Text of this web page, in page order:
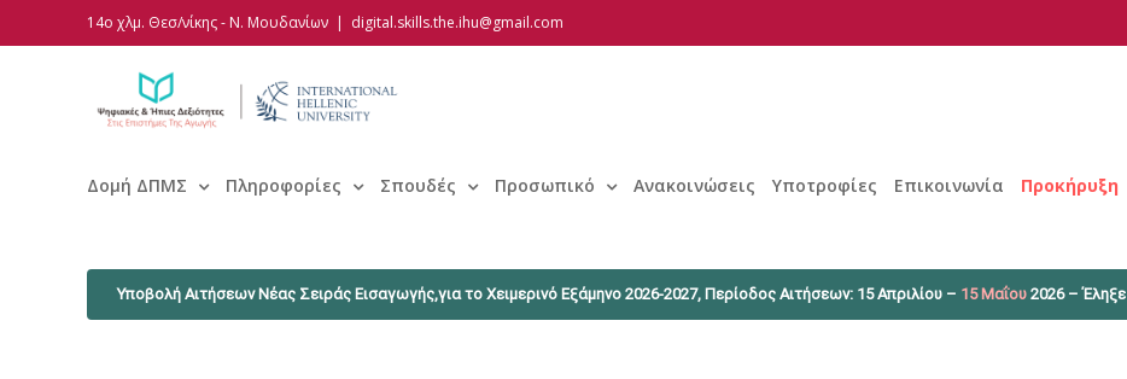
to
14ο χλμ. Θεσ/νίκης - Ν. Μουδανίων | digital.skills.the.ihu@gmail.com
Δομή ΔΠΜΣ Πληροφορίες Σπουδές Προσωπικό Ανακοινώσεις Υποτροφίες Επικοινωνία Προκήρυξη
Υποβολή Αιτήσεων Νέας Σειράς Εισαγωγής,για το Χειμερινό Εξάμηνο 2026-2027, Περίοδος Αιτήσεων: 15 Απριλίου – 15 Μαΐου 2026 – Έληξε